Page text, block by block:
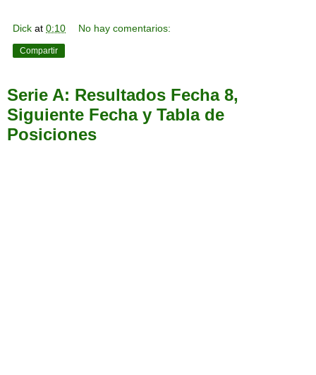
Dick at 0:10 No hay comentarios:
Compartir
Serie A: Resultados Fecha 8,
Siguiente Fecha y Tabla de
Posiciones